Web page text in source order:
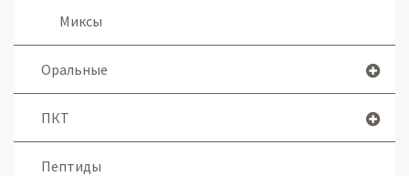
Миксы
Оральные
ПКТ
Пептиды